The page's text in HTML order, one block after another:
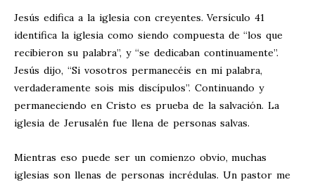
Jesús edifica a la iglesia con creyentes. Versículo 41
identifica la iglesia como siendo compuesta de “los que
recibieron su palabra”, y “se dedicaban continuamente”.
Jesús dijo, “Si vosotros permanecéis en mi palabra,
verdaderamente sois mis discípulos”. Continuando y
permaneciendo en Cristo es prueba de la salvación. La
iglesia de Jerusalén fue llena de personas salvas.
Mientras eso puede ser un comienzo obvio, muchas
iglesias son llenas de personas incrédulas. Un pastor me